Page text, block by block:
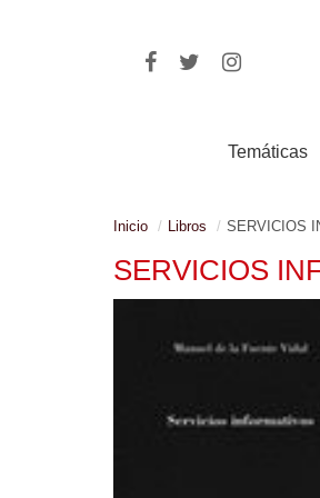
Temáticas
Inicio Libros SERVICIOS
SERVICIOS